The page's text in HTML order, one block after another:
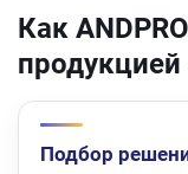
Как
продукцией
Подбор